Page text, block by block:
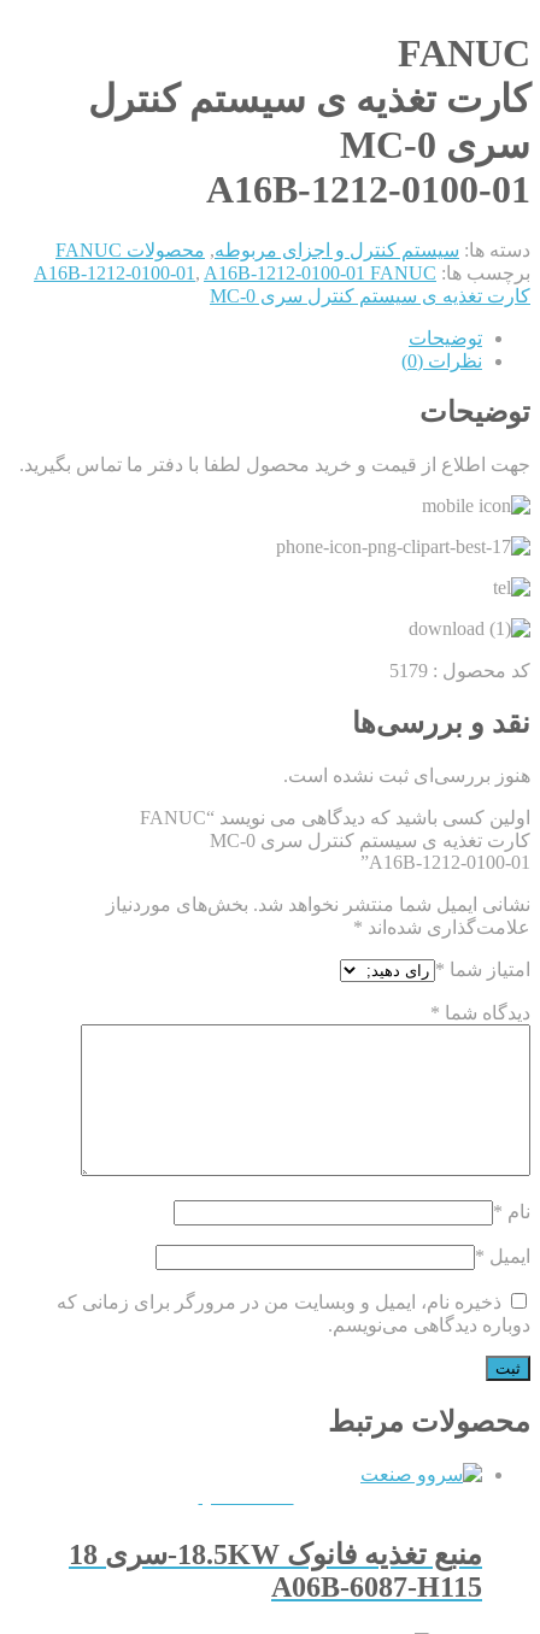
FANUC
کارت تغذیه ی سیستم کنترل
سری 0-MC
A16B-1212-0100-01
دسته ها: سیستم کنترل و اجزای مربوطه, محصولات FANUC
برچسب ها:
A16B-1212-0100-01 , A16B-1212-0100-01 FANUC
کارت تغذیه ی سیستم کنترل سری 0-MC
توضیحات
نظرات (0)
توضیحات
جهت اطلاع از قیمت و خرید محصول لطفا با دفتر ما تماس بگیرید.
کد محصول : 5179
نقد و بررسی‌ها
هنوز بررسی‌ای ثبت نشده است.
اولین کسی باشید که دیدگاهی می نویسد “FANUC
کارت تغذیه ی سیستم کنترل سری 0-MC
A16B-1212-0100-01”
نشانی ایمیل شما منتشر نخواهد شد. بخش‌های موردنیاز
علامت‌گذاری شده‌اند *
امتیاز شما *
دیدگاه شما *
نام *
ایمیل *
ذخیره نام، ایمیل و وبسایت من در مرورگر برای زمانی که
دوباره دیدگاهی می‌نویسم.
محصولات مرتبط
منبع تغذیه فانوک 18.5KW-سری 18
A06B-6087-H115